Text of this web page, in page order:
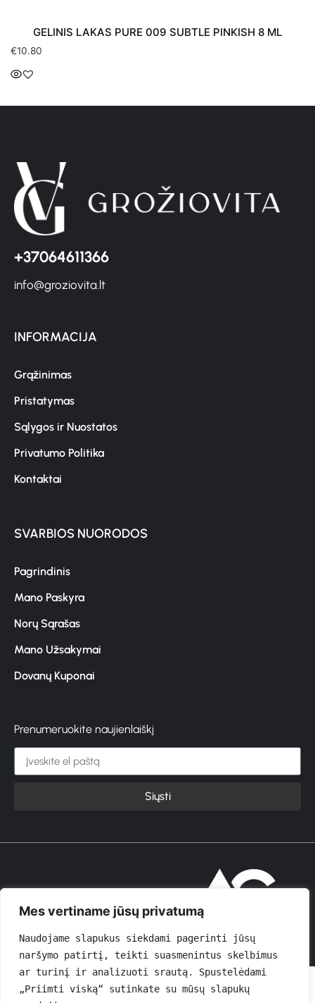
Mes vertiname jūsų privatumą
Naudojame slapukus siekdami pagerinti jūsų
naršymo patirtį, teikti suasmenintus skelbimus
ar turinį ir analizuoti srautą. Spustelėdami
„Priimti viską“ sutinkate su mūsų slapukų
GELINIS LAKAS PURE 009 SUBTLE PINKISH 8 ML
€10.80
+37064611366
info@groziovita.lt
INFORMACIJA
Grąžinimas
Pristatymas
Sąlygos ir Nuostatos
Privatumo Politika
Kontaktai
SVARBIOS NUORODOS
Pagrindinis
Mano Paskyra
Norų Sąrašas
Mano Užsakymai
Dovanų Kuponai
Prenumeruokite naujienlaiškį
Siųsti
© 2026 GROŽIOVITA